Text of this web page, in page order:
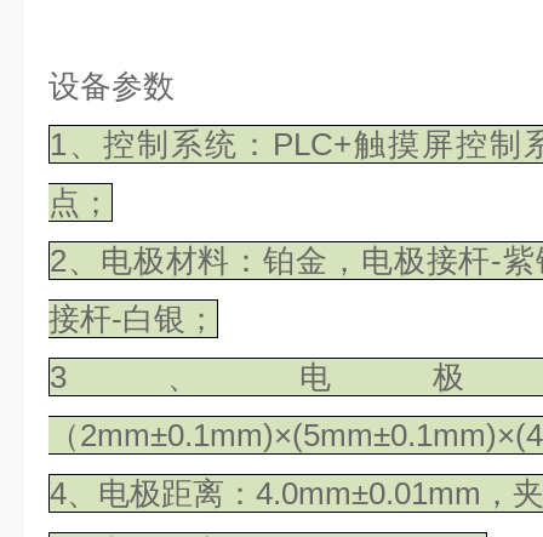
设备参数
1、控制系统：PLC+触摸屏控制
点；
2、电极材料：铂金，电极接杆-
接杆-白银；
3、电极
（
4、电极距离：4.0mm±0.01mm，